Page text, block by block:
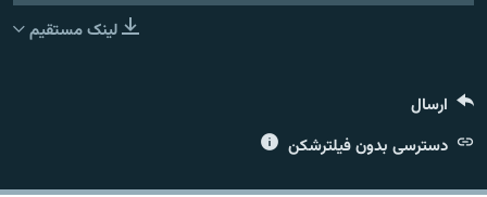
لینک مستقیم
ارسال
دسترسی بدون فیلترشکن